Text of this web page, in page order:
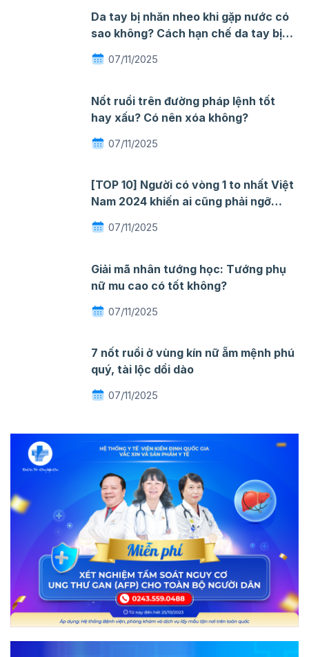
Da tay bị nhăn nheo khi gặp nước có
sao không? Cách hạn chế da tay bị
nhăn khi gặp nước
07/11/2025
Nốt ruồi trên đường pháp lệnh tốt
hay xấu? Có nên xóa không?
07/11/2025
[TOP 10] Người có vòng 1 to nhất Việt
Nam 2024 khiến ai cũng phải ngỡ
ngàng mê đắm
07/11/2025
Giải mã nhân tướng học: Tướng phụ
nữ mu cao có tốt không?
07/11/2025
7 nốt ruồi ở vùng kín nữ ẵm mệnh phú
quý, tài lộc dồi dào
07/11/2025